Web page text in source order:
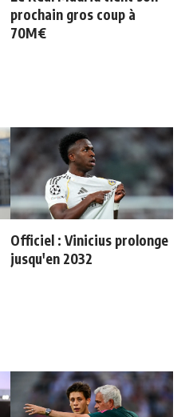
prochain gros coup à
70M€
Officiel : Vinicius prolonge
jusqu'en 2032